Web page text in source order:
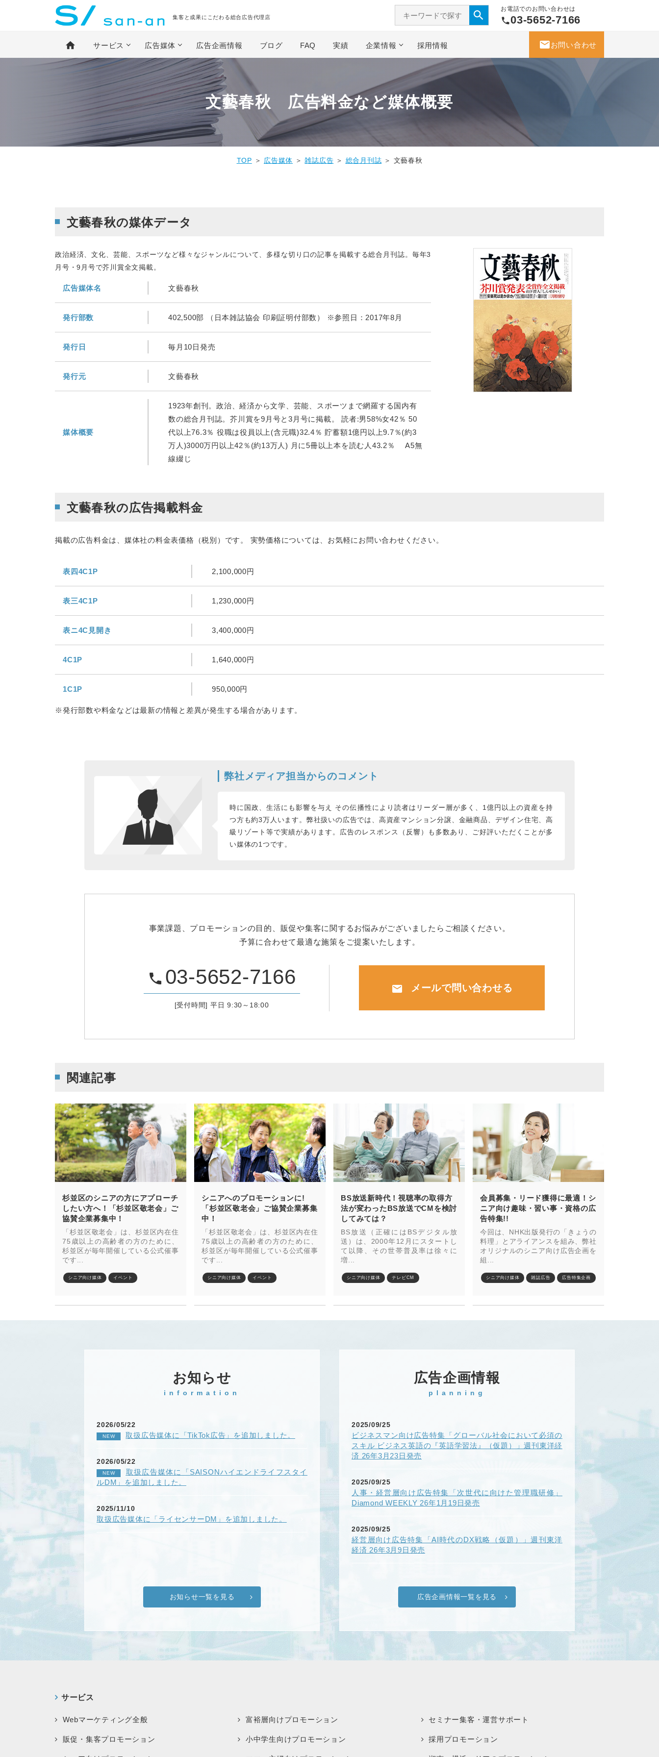
集客と成果にこだわる総合広告代理店
お電話でのお問い合わせは
phone03-5652-7166
home サービス 広告媒体 広告企画情報 ブログ FAQ 実績 企業情報 採用情報 mailお問い合わせ
文藝春秋 広告料金など媒体概要
TOP ＞ 広告媒体 ＞雑誌広告 ＞ 総合月刊誌 ＞ 文藝春秋
文藝春秋の媒体データ
政治経済、文化、芸能、スポーツなど様々なジャンルについて、多様な切り口の記事を掲載する総合月刊誌。毎年3
月号・9月号で芥川賞全文掲載。
広告媒体名 文藝春秋
発行部数 402,500部 （日本雑誌協会 印刷証明付部数） ※参照日：2017年8月
発行日 毎月10日発売
発行元 文藝春秋
媒体概要
1923年創刊。政治、経済から文学、芸能、スポーツまで網羅する国内有
数の総合月刊誌。芥川賞を9月号と3月号に掲載。 読者:男58%女42％ 50
代以上76.3％ 役職は役員以上(含元職)32.4％ 貯蓄額1億円以上9.7％(約3
万人)3000万円以上42％(約13万人) 月に5冊以上本を読む人43.2％ A5無
線綴じ
文藝春秋の広告掲載料金
掲載の広告料金は、媒体社の料金表価格（税別）です。 実勢価格については、お気軽にお問い合わせください。
表四4C1P 2,100,000円
表三4C1P 1,230,000円
表ニ4C見開き 3,400,000円
4C1P 1,640,000円
1C1P 950,000円
※発行部数や料金などは最新の情報と差異が発生する場合があります。
弊社メディア担当からのコメント
時に国政、生活にも影響を与え その伝播性により読者はリーダー層が多く、1億円以上の資産を持
つ方も約3万人います。弊社扱いの広告では、高資産マンション分譲、金融商品、デザイン住宅、高
級リゾート等で実績があります。広告のレスポンス（反響）も多数あり、ご好評いただくことが多
い媒体の1つです。
事業課題、プロモーションの目的、販促や集客に関するお悩みがございましたらご相談ください。
予算に合わせて最適な施策をご提案いたします。
phone 03-5652-7166
[受付時間] 平日 9:30～18:00
mail メールで問い合わせる
関連記事
杉並区のシニアの方にアプローチ
したい方へ！「杉並区敬老会」ご
協賛企業募集中！
「杉並区敬老会」は、杉並区内在住
75歳以上の高齢者の方のために、
杉並区が毎年開催している公式催事
です...
シニア向け媒体 イベント
シニアへのプロモーションに!
「杉並区敬老会」ご協賛企業募集
中！
「杉並区敬老会」は、杉並区内在住
75歳以上の高齢者の方のために、
杉並区が毎年開催している公式催事
です...
シニア向け媒体 イベント
BS放送新時代！視聴率の取得方
法が変わったBS放送でCMを検討
してみては？
BS放送（正確にはBSデジタル放
送）は、2000年12月にスタートし
て以降、その世帯普及率は徐々に
増...
シニア向け媒体 テレビCM
会員募集・リード獲得に最適！シ
ニア向け趣味・習い事・資格の広
告特集!!
今回は、NHK出版発行の「きょうの
料理」とアライアンスを組み、弊社
オリジナルのシニア向け広告企画を
組...
シニア向け媒体 雑誌広告 広告特集企画
お知らせ
information
2026/05/22
NEW 取扱広告媒体に「TikTok広告」を追加しました。
2026/05/22
NEW
取扱広告媒体に「SAISONハイエンドライフスタイ
ルDM」を追加しました。
2025/11/10
取扱広告媒体に「ライセンサーDM」を追加しました。
お知らせ一覧を見る
広告企画情報
planning
2025/09/25
ビジネスマン向け広告特集「グローバル社会において必須の
スキル ビジネス英語の『英語学習法』（仮題）」週刊東洋経
済 26年3月23日発売
2025/09/25
人事・経営層向け広告特集「次世代に向けた管理職研修」
Diamond WEEKLY 26年1月19日発売
2025/09/25
経営層向け広告特集「AI時代のDX戦略（仮題）」週刊東洋
経済 26年3月9日発売
広告企画情報一覧を見る
サービス
Webマーケティング全般
販促・集客プロモーション
富裕層向けプロモーション
小中学生向けプロモーション
セミナー集客・運営サポート
採用プロモーション